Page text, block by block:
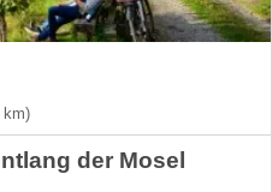
km)
der Mosel